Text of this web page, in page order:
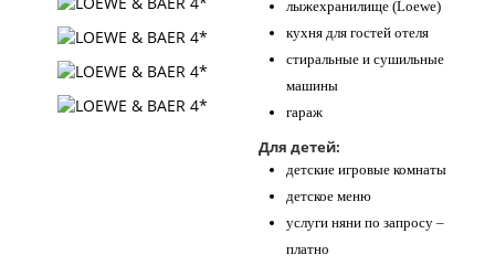
лыжехранилище (Loewe)
кухня для гостей отеля
стиральные и сушильные
машины
гараж
Для детей:
детские игровые комнаты
детское меню
услуги няни по запросу –
платно